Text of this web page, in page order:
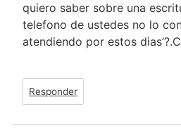
quiero saber sobre una
telefono de ustedes no lo
atendiendo por estos
Responder